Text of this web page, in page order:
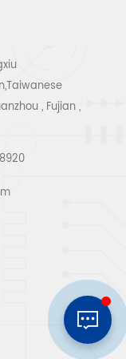
, Fujian ,